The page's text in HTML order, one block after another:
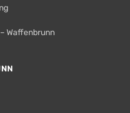
– Waffenbrunn